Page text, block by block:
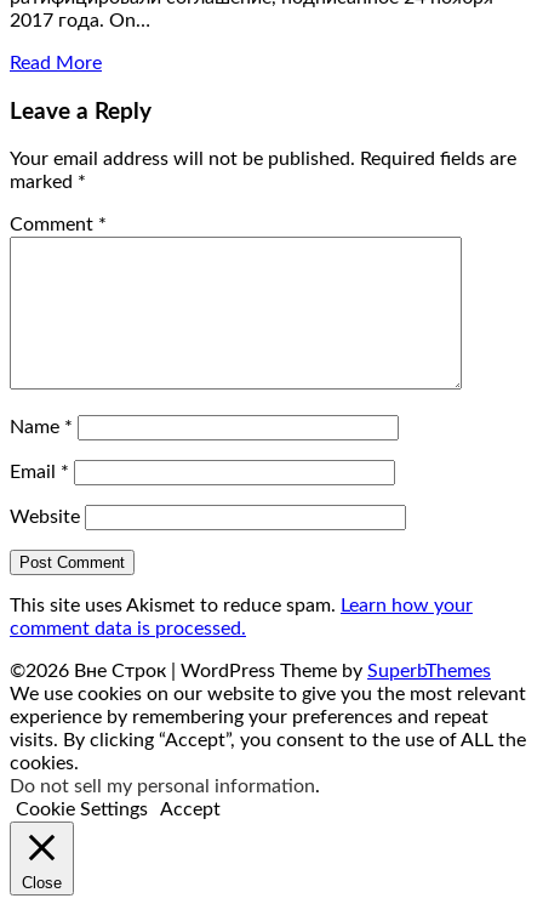
2017 года. On…
Read More
Leave a Reply
Your email address will not be published. Required fields are
marked *
Comment *
Name *
Email *
Website
This site uses Akismet to reduce spam. Learn how your
comment data is processed.
©2026 Вне Строк | WordPress Theme by SuperbThemes
We use cookies on our website to give you the most relevant
experience by remembering your preferences and repeat
visits. By clicking “Accept”, you consent to the use of ALL the
cookies.
Do not sell my personal information.
Cookie Settings
Accept
Close